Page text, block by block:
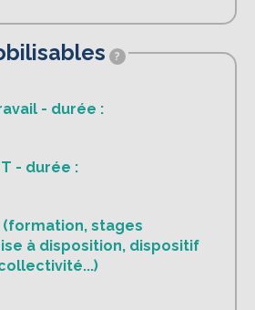
?
- durée :
- durée :
stages
à disposition, dispositif